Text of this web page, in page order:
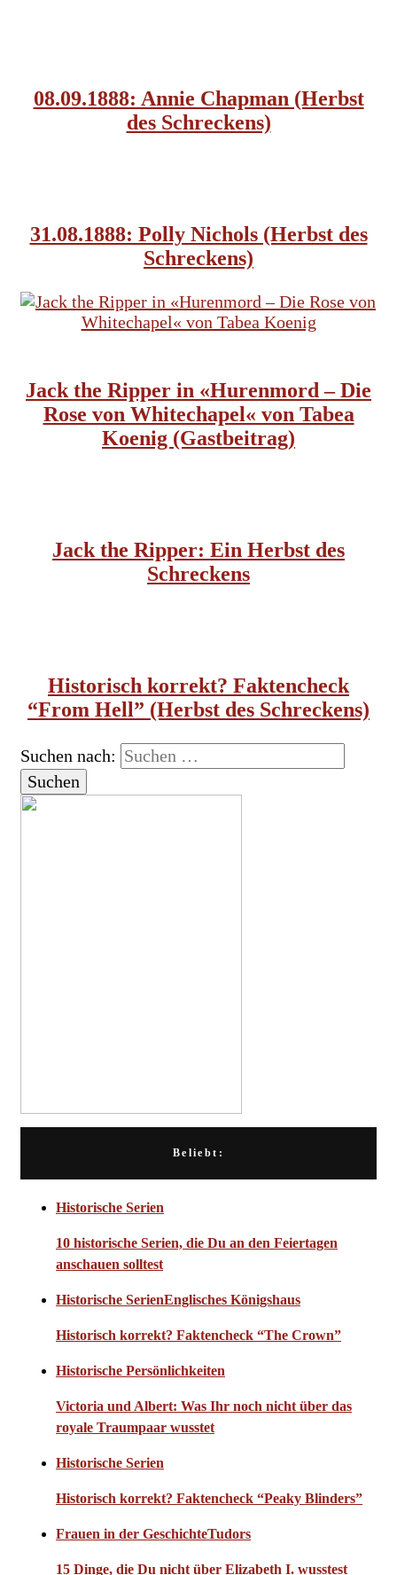
08.09.1888: Annie Chapman (Herbst
des Schreckens)
31.08.1888: Polly Nichols (Herbst des
Schreckens)
Jack the Ripper in «Hurenmord – Die
Rose von Whitechapel« von Tabea
Koenig (Gastbeitrag)
Jack the Ripper: Ein Herbst des
Schreckens
Historisch korrekt? Faktencheck
“From Hell” (Herbst des Schreckens)
Suchen nach:
Beliebt:
Historische Serien
10 historische Serien, die Du an den Feiertagen
anschauen solltest
Historische SerienEnglisches Königshaus
Historisch korrekt? Faktencheck “The Crown”
Historische Persönlichkeiten
Victoria und Albert: Was Ihr noch nicht über das
royale Traumpaar wusstet
Historische Serien
Historisch korrekt? Faktencheck “Peaky Blinders”
Frauen in der GeschichteTudors
15 Dinge, die Du nicht über Elizabeth I. wusstest